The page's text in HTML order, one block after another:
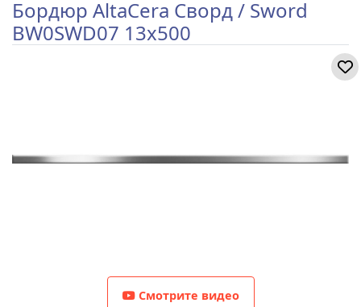
Бордюр AltaCera Сворд / Sword
BW0SWD07 13x500
Смотрите видео